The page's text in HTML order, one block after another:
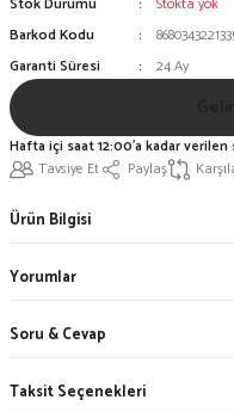
Barkod Kodu
Garanti Süresi
24 Ay
Tavsiye Et Paylaş
Hafta içi saat 12:00'a kadar
Ürün Bilgisi
Yorumlar
Soru & Cevap
Taksit Seçenekleri